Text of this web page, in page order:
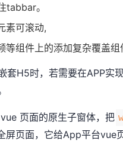
tabbar。
素可滚动,
等组件上的添加复杂覆盖
套H5时，若需要在APP实
页面的原生子窗体，把
屏页面，它给App平台vue